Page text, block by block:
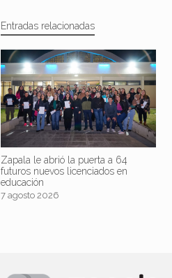
Entradas relacionadas
Zapala le abrió la puerta a 64
futuros nuevos licenciados en
educación
7 agosto 2026